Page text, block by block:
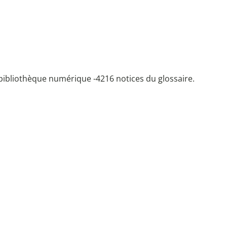
numérique -4216 notices du glossaire.